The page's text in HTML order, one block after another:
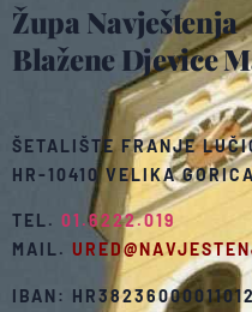
Župa Navještenja
Blažene Djevice
ŠETALIŠTE FRANJE
HR-10410 VELIKA GORICA
TEL. 01.6222.019
MAIL.
IBAN: